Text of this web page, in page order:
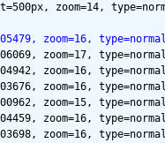
zoom=14,
zoom=16,
zoom=17,
zoom=16,
zoom=16,
zoom=15,
zoom=16,
zoom=16,